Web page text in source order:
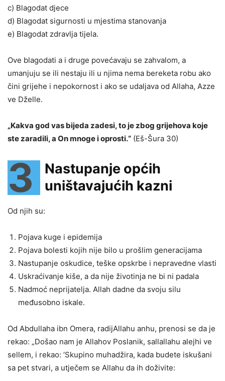
c) Blagodat djece
d) Blagodat sigurnosti u mjestima stanovanja
e) Blagodat zdravlja tijela.
Ove blagodati a i druge povećavaju se zahvalom, a
umanjuju se ili nestaju ili u njima nema bereketa robu ako
čini grijehe i nepokornost i ako se udaljava od Allaha, Azze
ve Dželle.
„Kakva god vas bijeda zadesi, to je zbog grijehova koje
ste zaradili, a On mnoge i oprosti.“ (Eš-Šura 30)
3
Nastupanje općih
uništavajućih kazni
Od njih su:
Pojava kuge i epidemija
Pojava bolesti kojih nije bilo u prošlim generacijama
Nastupanje oskudice, teške opskrbe i nepravedne vlasti
Uskraćivanje kiše, a da nije životinja ne bi ni padala
Nadmoć neprijatelja. Allah dadne da svoju silu
međusobno iskale.
Od Abdullaha ibn Omera, radijAllahu anhu, prenosi se da je
rekao: „Došao nam je Allahov Poslanik, sallallahu alejhi ve
sellem, i rekao: ‘Skupino muhadžira, kada budete iskušani
sa pet stvari, a utječem se Allahu da ih doživite: